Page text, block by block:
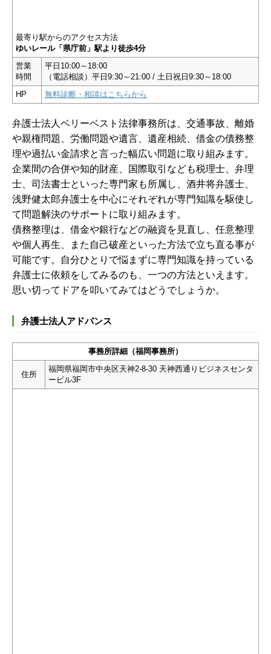
最寄り駅からのアクセス方法
ゆいレール「県庁前」駅より徒歩4分
営業
時間
平日10:00～18:00
（電話相談）平日9:30～21:00 / 土日祝日9:30～18:00
HP
無料診断・相談はこちらから
弁護士法人ベリーベスト法律事務所は、交通事故、離婚
や親権問題、労働問題や遺言、遺産相続、借金の債務整
理や過払い金請求と言った幅広い問題に取り組みます。
企業間の合併や知的財産、国際取引なども税理士、弁理
士、司法書士といった専門家も所属し、酒井将弁護士、
浅野健太郎弁護士を中心にそれぞれが専門知識を駆使し
て問題解決のサポートに取り組みます。
債務整理は、借金や銀行などの融資を見直し、任意整理
や個人再生、また自己破産といった方法で立ち直る事が
可能です。自分ひとりで悩まずに専門知識を持っている
弁護士に依頼をしてみるのも、一つの方法といえます。
思い切ってドアを叩いてみてはどうでしょうか。
弁護士法人アドバンス
事務所詳細（福岡事務所）
住所
福岡県福岡市中央区天神2-8-30 天神西通りビジネスセンタ
ービル3F